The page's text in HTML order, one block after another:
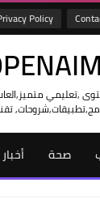
Policy
,تعليمي
صحة أخبار